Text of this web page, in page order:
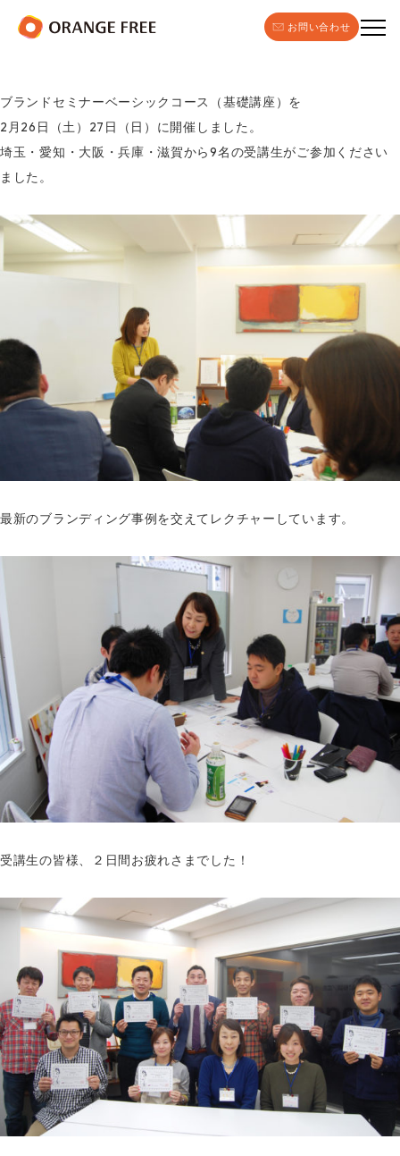
お問い合わせ
ブランドセミナーベーシックコース（基礎講座）を
2月26日（土）27日（日）に開催しました。
埼玉・愛知・大阪・兵庫・滋賀から9名の受講生がご参加ください
ました。
最新のブランディング事例を交えてレクチャーしています。
受講生の皆様、２日間お疲れさまでした！